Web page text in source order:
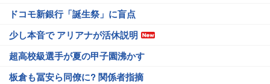
ドコモ新銀行「誕生祭」に盲点
少し本音で アリアナが活休説明
超高校級選手が夏の甲子園沸かす
板倉も冨安ら同僚に? 関係者指摘